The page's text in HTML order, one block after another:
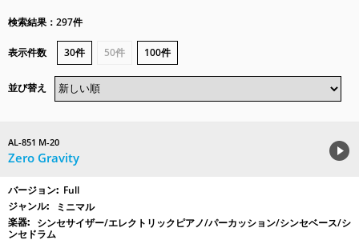
検索結果：297件
表示件数 30件 50件 100件
並び替え
AL-851 M-20
Zero Gravity
Full
ミニマル
シンセサイザー/エレクトリックピアノ/パーカッション/シンセベース/シ
ンセドラム